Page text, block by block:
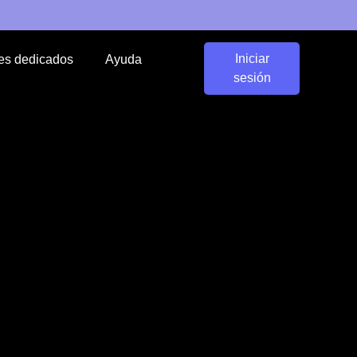
dedicados Ayuda
Iniciar
sesión